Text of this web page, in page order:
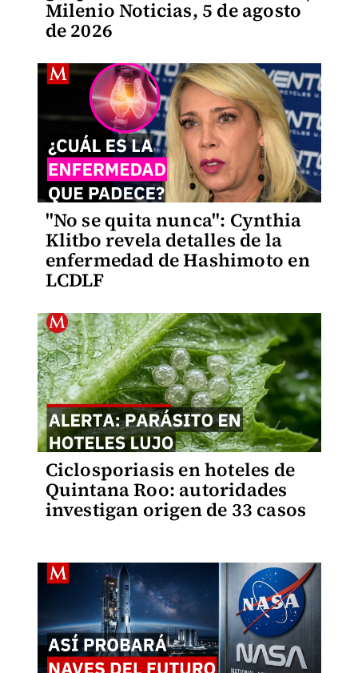
Milenio Noticias, 5 de agosto
de 2026
"No se quita nunca": Cynthia
Klitbo revela detalles de la
enfermedad de Hashimoto en
LCDLF
Ciclosporiasis en hoteles de
Quintana Roo: autoridades
investigan origen de 33 casos